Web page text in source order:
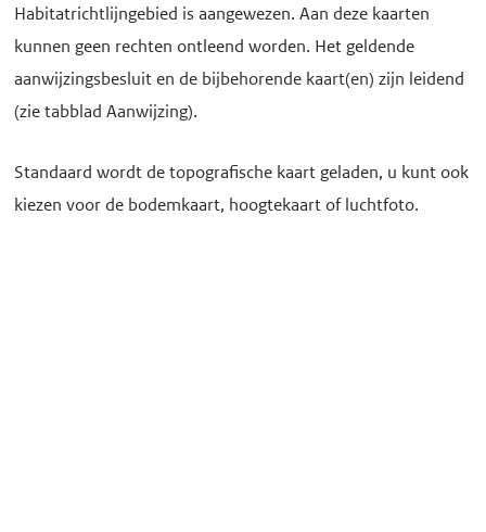
Habitatrichtlijngebied is aangewezen. Aan deze kaarten
kunnen geen rechten ontleend worden. Het geldende
aanwijzingsbesluit en de bijbehorende kaart(en) zijn leidend
(zie tabblad Aanwijzing).
Standaard wordt de topografische kaart geladen, u kunt ook
kiezen voor de bodemkaart, hoogtekaart of luchtfoto.